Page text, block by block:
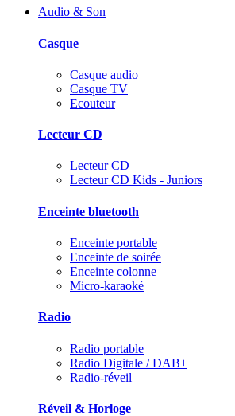
Audio & Son
Casque
Casque audio
Casque TV
Ecouteur
Lecteur CD
Lecteur CD
Lecteur CD Kids - Juniors
Enceinte bluetooth
Enceinte portable
Enceinte de soirée
Enceinte colonne
Micro-karaoké
Radio
Radio portable
Radio Digitale / DAB+
Radio-réveil
Réveil & Horloge